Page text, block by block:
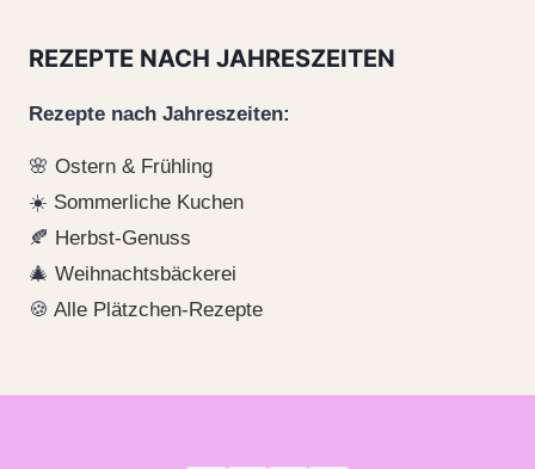
REZEPTE NACH JAHRESZEITEN
Rezepte nach Jahreszeiten:
🌸 Ostern & Frühling
☀️ Sommerliche Kuchen
🍂 Herbst-Genuss
🎄 Weihnachtsbäckerei
🍪 Alle Plätzchen-Rezepte